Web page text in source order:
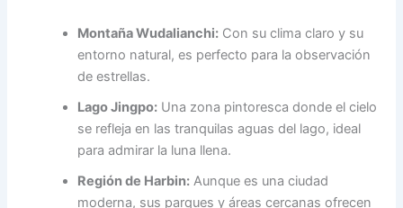
Montaña Wudalianchi: Con su clima claro y su
entorno natural, es perfecto para la observación
de estrellas.
Lago Jingpo: Una zona pintoresca donde el cielo
se refleja en las tranquilas aguas del lago, ideal
para admirar la luna llena.
Región de Harbin: Aunque es una ciudad
moderna, sus parques y áreas cercanas ofrecen